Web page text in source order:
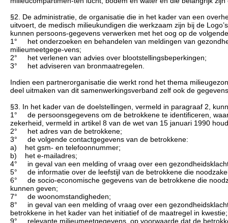
§2. De administratie, de organisatie die in het kader van een
uitvoert, de medisch milieukundigen die werkzaam zijn bij de
kunnen persoons-gegevens verwerken met het oog op de
1° het onderzoeken en behandelen van meldingen van
milieumeetgege-vens;
2° het verlenen van advies over blootstellingsbeperkingen;
3° het adviseren van bronmaatregelen.
Indien een partnerorganisatie die werkt rond het thema
deel uitmaken van dit samenwerkingsverband zelf ook de
§3. In het kader van de doelstellingen, vermeld in paragraaf 2,
1° de persoonsgegevens om de betrokkene te identificeren,
zekerheid, vermeld in artikel 8 van de wet van 15 januari 1990
2° het adres van de betrokkene;
3° de volgende contactgegevens van de betrokkene:
a) het gsm- en telefoonnummer;
b) het e-mailadres;
4° in geval van een melding of vraag over een
5° de informatie over de leefstijl van de betrokkene die
6° de socio-economische gegevens van de betrokkene die
kunnen geven;
7° de woonomstandigheden;
8° in geval van een melding of vraag over een
betrokkene in het kader van het initiatief of de maatregel in kwestie;
9° relevante milieumeetgegevens, op voorwaarde dat de